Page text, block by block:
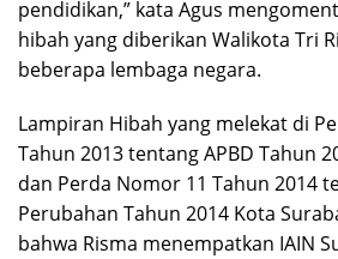
pendidikan,” kata Agus
hibah yang diberikan Walikota Tri
beberapa lembaga negara.
Lampiran Hibah yang melekat di
Tahun 2013 tentang APBD Tahun
dan Perda Nomor 11 Tahun 2014
Perubahan Tahun 2014 Kota
bahwa Risma menempatkan IAIN